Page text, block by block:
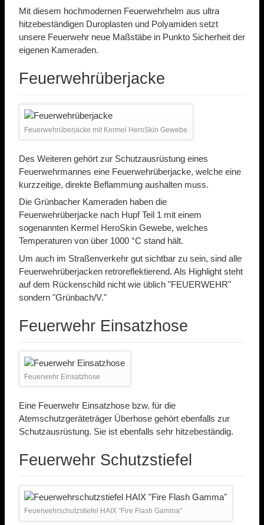
Mit diesem hochmodernen Feuerwehrhelm aus ultra
hitzebeständigen Duroplasten und Polyamiden setzt
unsere Feuerwehr neue Maßstäbe in Punkto Sicherheit der
eigenen Kameraden.
Feuerwehrüberjacke
Feuerwehrüberjacke mit Kermel HeroSkin Gewebe
Des Weiteren gehört zur Schutzausrüstung eines
Feuerwehrmannes eine Feuerwehrüberjacke, welche eine
kurzzeitige, direkte Beflammung aushalten muss.
Die Grünbacher Kameraden haben die
Feuerwehrüberjacke nach Hupf Teil 1 mit einem
sogenannten Kermel HeroSkin Gewebe, welches
Temperaturen von über 1000 °C stand hält.
Um auch im Straßenverkehr gut sichtbar zu sein, sind alle
Feuerwehrüberjacken retroreflektierend. Als Highlight steht
auf dem Rückenschild nicht wie üblich "FEUERWEHR"
sondern "Grünbach/V."
Feuerwehr Einsatzhose
Feuerwehr Einsatzhose
Eine Feuerwehr Einsatzhose bzw. für die
Atemschutzgeräteträger Überhose gehört ebenfalls zur
Schutzausrüstung. Sie ist ebenfalls sehr hitzebeständig.
Feuerwehr Schutzstiefel
Feuerwehrschutzstiefel HAIX "Fire Flash Gamma"